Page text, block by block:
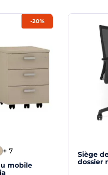
+ 7
mobile
-20%
Siège
dossier